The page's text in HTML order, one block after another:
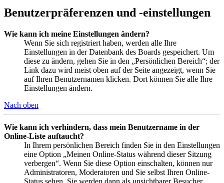
Benutzerpräferenzen und -einstellungen
Wie kann ich meine Einstellungen ändern?
Wenn Sie sich registriert haben, werden alle Ihre
Einstellungen in der Datenbank des Boards gespeichert. Um
diese zu ändern, gehen Sie in den „Persönlichen Bereich“; der
Link dazu wird meist oben auf der Seite angezeigt, wenn Sie
auf Ihren Benutzernamen klicken. Dort können Sie alle Ihre
Einstellungen ändern.
Nach oben
Wie kann ich verhindern, dass mein Benutzername in der
Online-Liste auftaucht?
In Ihrem persönlichen Bereich finden Sie in den Einstellungen
eine Option „Meinen Online-Status während dieser Sitzung
verbergen“. Wenn Sie diese Option einschalten, können nur
Administratoren, Moderatoren und Sie selbst Ihren Online-
Status sehen. Sie werden dann als unsichtbarer Besucher